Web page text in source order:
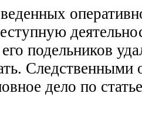
подельников
Следственными
дело по